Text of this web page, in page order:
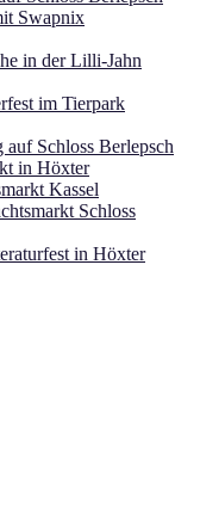
Swapnix
in der Lilli-Jahn
im Tierpark
Schloss Berlepsch
in Höxter
Kassel
Schloss
in Höxter